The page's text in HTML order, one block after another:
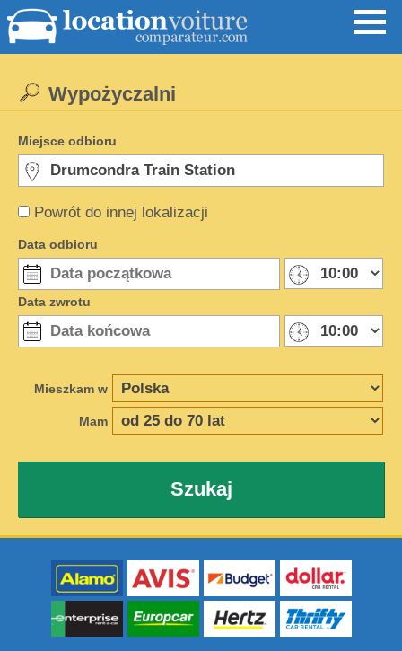
Powrót do innej lokalizacji
Wypożyczalni
Miejsce odbioru
Data odbioru
Data zwrotu
Mieszkam w
Mam
Szukaj